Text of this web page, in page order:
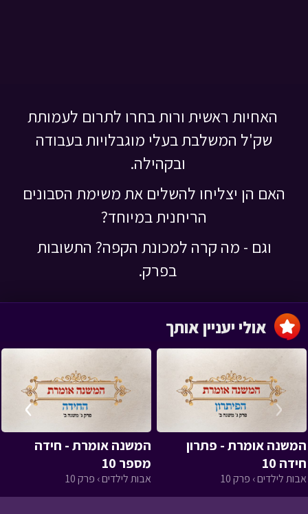
האחיות ראשית ורות בחרו לתרום לעמותת
שק'ל המשלבת בעלי מוגבלויות בעבודה
ובקהילה.
האם הן יצליחו להשלים את משימת הסבונים
הריחנית במיוחד?
וגם - מה קרה למכונת הקפה? התשובות
בפרק.
המשנה אומרת - פתרון
חידה 10
אבות לילדים › פרק 10
המשנה אומרת - חידה
מספר 10
אבות לילדים › פרק 10
‹
›